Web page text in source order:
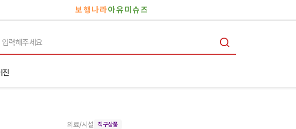
보행나라아유미슈즈
진
의료/시설 직구상품